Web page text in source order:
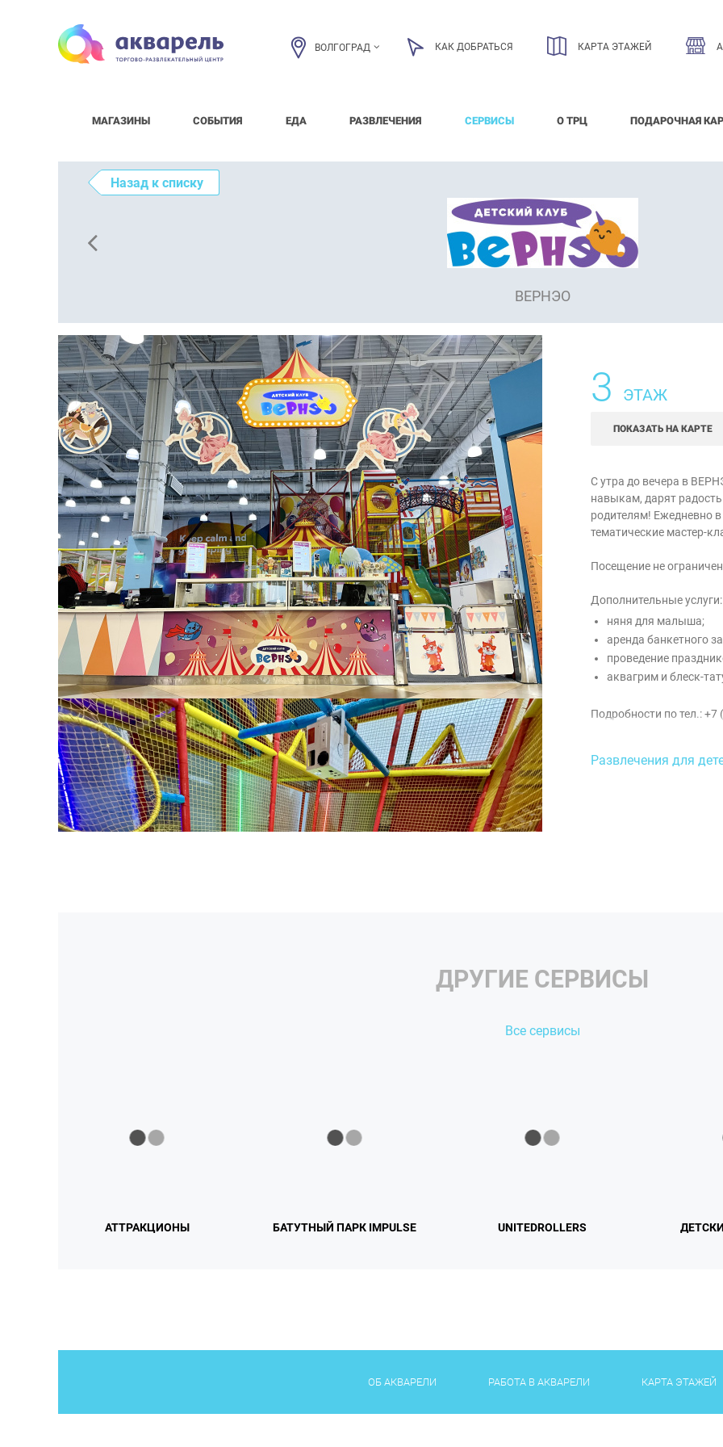
ВОЛГОГРАД КАК ДОБРАТЬСЯ КАРТА ЭТАЖЕЙ
МАГАЗИНЫ СОБЫТИЯ ЕДА РАЗВЛЕЧЕНИЯ СЕРВИСЫ О ТРЦ ПОДАРОЧНАЯ
Назад к списку
ВЕРНЭО
3 ЭТАЖ
ПОКАЗАТЬ НА КАРТЕ
С утра до вечера в
навыкам, дарят
родителям! Ежедневно
тематические мастер-
Посещение не
Дополнительные услуги:
няня для малыша;
аренда банкетного
проведение
аквагрим и блеск-
Подробности по тел.: +7
Развлечения для
ДРУГИЕ СЕРВИСЫ
Все сервисы
АТТРАКЦИОНЫ БАТУТНЫЙ ПАРК IMPULSE UNITEDROLLERS
ОБ АКВАРЕЛИ РАБОТА В АКВАРЕЛИ КАРТА ЭТАЖЕЙ